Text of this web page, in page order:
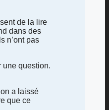
de la lire
dans des
n’ont pas
une question.
a laissé
que ce